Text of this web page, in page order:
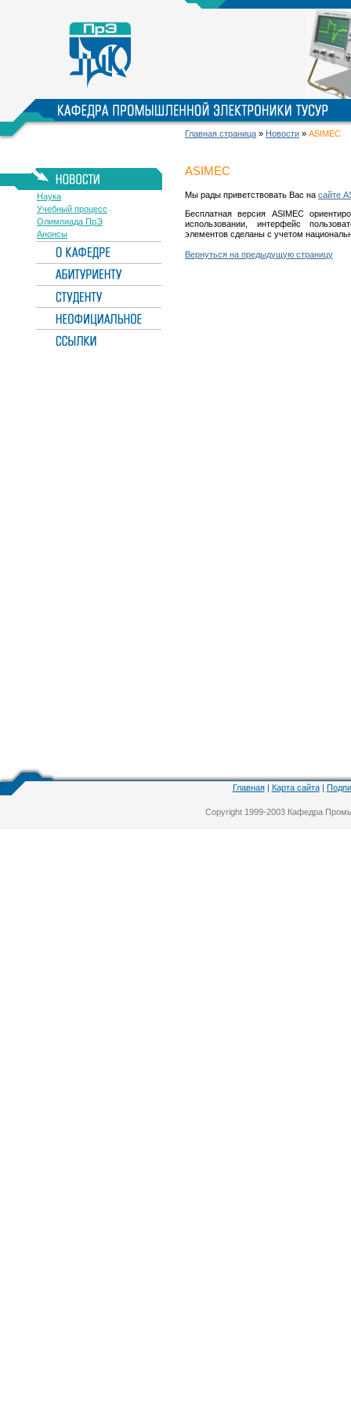
Главная страница » Новости » ASIMEC
Наука
Учебный процесс
Олимпиада ПрЭ
Анонсы
ASIMEC
Мы рады приветствовать Вас на сайте
Бесплатная версия ASIMEC
использовании, интерфейс
элементов сделаны с учетом
Вернуться на предыдущую страницу
Главная| Карта сайта|
Copyright 1999-2003 Кафедра